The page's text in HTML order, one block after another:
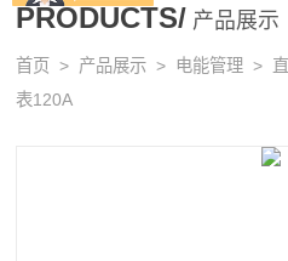
PRODUCTS/ 产品展示
首页 > 产品展示 > 电能管理 >
表120A